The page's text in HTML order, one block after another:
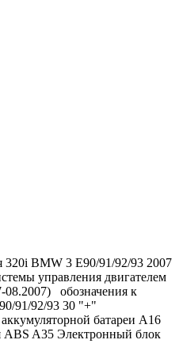
320i BMW 3 E90/91/92/93 2007
управления двигателем
обозначения к
91/92/93 30 "+"
батареи A16
ABS A35 Электронный блок